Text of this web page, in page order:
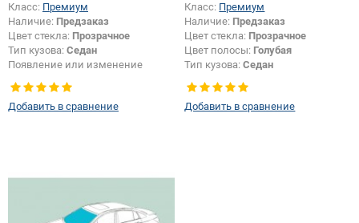
Класс: Премиум
Наличие: Предзаказ
Цвет стекла: Прозрачное
Тип кузова: Седан
Появление или изменение
крепления зеркала:
Добавить в сравнение
Класс: Премиум
Наличие: Предзаказ
Цвет стекла: Прозрачное
Цвет полосы: Голубая
Тип кузова:Седан
Появление или изменение
крепления зеркала:
Добавить в сравнение